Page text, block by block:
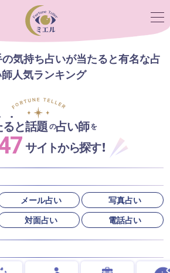
の気持ち占いが当たると有名な占
人気ランキング
と話題の占い師を
サイトから探す！
メール占い
写真占い
対面占い 電話占い